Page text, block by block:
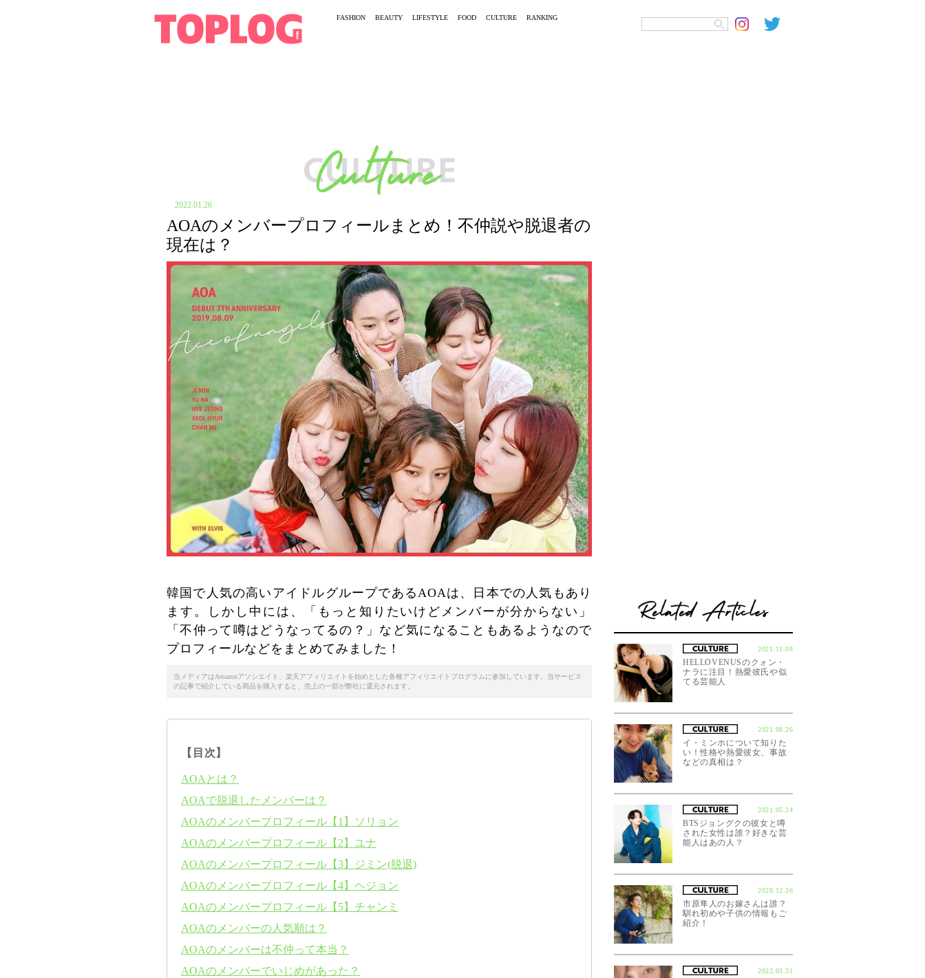
FASHION BEAUTY LIFESTYLE FOOD CULTURE RANKING
2022.01.26
AOAのメンバープロフィールまとめ！不仲説や脱退者の
現在は？
韓国で人気の高いアイドルグループであるAOAは、日本での人気もあり
ます。しかし中には、「もっと知りたいけどメンバーが分からない」
「不仲って噂はどうなってるの？」など気になることもあるようなので
プロフィールなどをまとめてみました！
当メディアはAmazonアソシエイト、楽天アフィリエイトを始めとした各種アフィリエイトプログラムに参加しています。当サービス
の記事で紹介している商品を購入すると、売上の一部が弊社に還元されます。
【目次】
AOAとは？
AOAで脱退したメンバーは？
AOAのメンバープロフィール【1】ソリョン
AOAのメンバープロフィール【2】ユナ
AOAのメンバープロフィール【3】ジミン(脱退)
AOAのメンバープロフィール【4】ヘジョン
AOAのメンバープロフィール【5】チャンミ
AOAのメンバーの人気順は？
AOAのメンバーは不仲って本当？
AOAのメンバーでいじめがあった？
2021.11.08
HELLOVENUSのクォン・
ナラに注目！熱愛彼氏や似
てる芸能人
2021.08.26
イ・ミンホについて知りた
い！性格や熱愛彼女、事故
などの真相は？
2021.05.24
BTSジョングクの彼女と噂
された女性は誰？好きな芸
能人はあの人？
2020.12.26
市原隼人のお嫁さんは誰？
馴れ初めや子供の情報もご
紹介！
2022.03.31